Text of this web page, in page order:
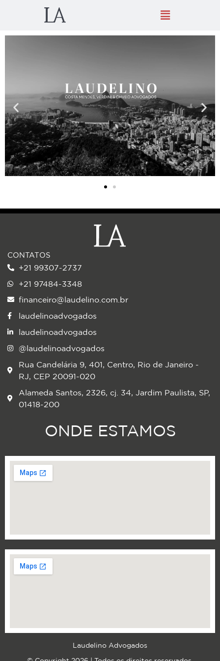
CONTATOS
+21 99307-2737
+21 97484-3348
financeiro@laudelino.com.br
laudelinoadvogados
laudelinoadvogados
@laudelinoadvogados
Rua Candelária 9, 401, Centro, Rio de Janeiro -
RJ, CEP 20091-020
Alameda Santos, 2326, cj. 34, Jardim Paulista, SP,
01418-200
ONDE ESTAMOS
Laudelino Advogados